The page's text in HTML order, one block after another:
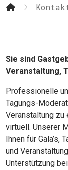
Sie sind
Veranstaltung,
Professionelle
Tagungs-
Veranstaltung zu
virtuell. Unserer
Ihnen für Gala’s,
und
Unterstützung